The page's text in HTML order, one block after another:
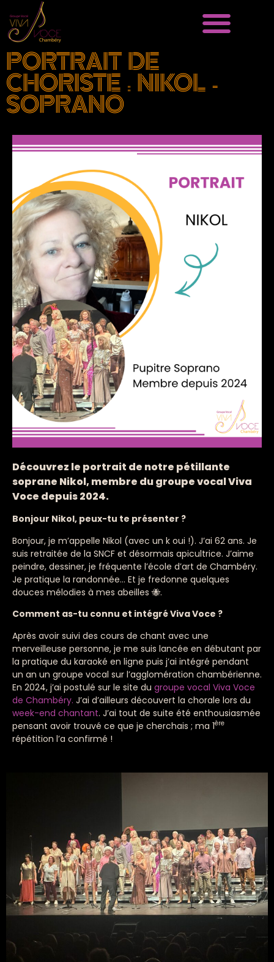
CHORALE VIVA VOCE
GROUPE VOCAL
PORTRAIT DE
CHORISTE : NIKOL -
SOPRANO
Découvrez le portrait de notre pétillante
soprane Nikol, membre du groupe vocal Viva
Voce depuis 2024.
Bonjour Nikol, peux-tu te présenter ?
Bonjour, je m’appelle Nikol (avec un k oui !). J’ai 62 ans. Je
suis retraitée de la SNCF et désormais apicultrice. J’aime
peindre, dessiner, je fréquente l’école d’art de Chambéry.
Je pratique la randonnée… Et je fredonne quelques
douces mélodies à mes abeilles 🐝.
Comment as-tu connu et intégré Viva Voce ?
Après avoir suivi des cours de chant avec une
merveilleuse personne, je me suis lancée en débutant par
la pratique du karaoké en ligne puis j’ai intégré pendant
un an un groupe vocal sur l’agglomération chambérienne.
En 2024, j’ai postulé sur le site du groupe vocal Viva Voce
de Chambéry. J’ai d’ailleurs découvert la chorale lors du
week-end chantant. J’ai tout de suite été enthousiasmée
pensant avoir trouvé ce que je cherchais ; ma 1ère
répétition l’a confirmé !